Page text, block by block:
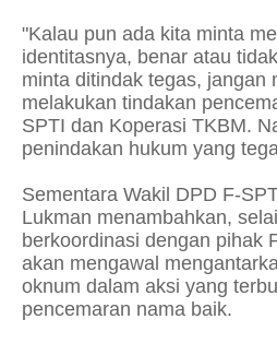
"Kalau pun ada kita minta
identitasnya, benar atau
minta ditindak tegas, jangan
melakukan tindakan
SPTI dan Koperasi TKBM.
penindakan hukum yang
Sementara Wakil DPD F-
Lukman menambahkan,
berkoordinasi dengan pihak
akan mengawal
oknum dalam aksi yang
pencemaran nama baik.